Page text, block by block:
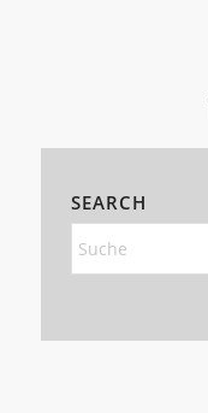
SEARCH